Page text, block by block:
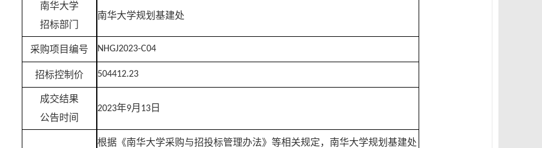
南华大学
招标部门
南华大学规划基建处
采购项目编号 NHGJ2023-C04
招标控制价 504412.23
成交结果
公告时间
2023年9月 13日
根据《南华大学采购与招投标管理办法》 等相关规定， 南华大学规划基建处